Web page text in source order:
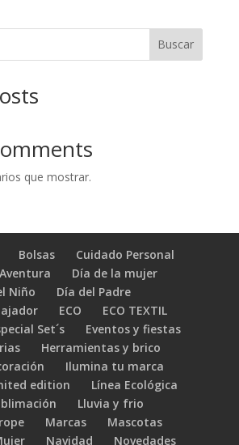
Buscar
que mostrar.
Bolsas
Cuidado Personal
Día de la mujer
Niño
Día del Padre
ECO
ECO TEXTIL
Set´s
Eventos y fiestas
Herramientas y brico
Ilumina tu marca
edition
Línea Ecológica
Lluvia y frio
Marcas
Mascotas
Navidad Novedades